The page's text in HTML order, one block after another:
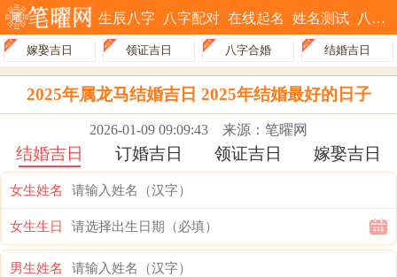
生辰八字 八字配对 在线起名 姓名测试 八字排盘
嫁娶吉日 领证吉日 八字合婚 结婚吉日
2025年属龙马结婚吉日 2025年结婚最好的日子
2026-01-09 09:09:43 来源：笔曜网
结婚吉日 订婚吉日 领证吉日 嫁娶吉日
女生姓名
女生生日
男生姓名